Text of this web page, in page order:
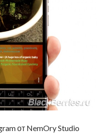
от NemOry Studio